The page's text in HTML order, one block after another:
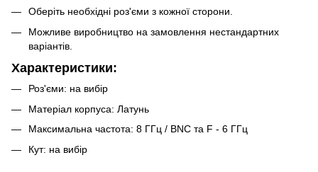
Оберіть необхідні роз'єми з кожної сторони.
Можливе виробництво на замовлення нестандартних
варіантів.
Характеристики:
Роз'єми: на вибір
Матеріал корпуса: Латунь
Максимальна частота: 8 ГГц / BNC та F - 6 ГГц
Кут: на вибір